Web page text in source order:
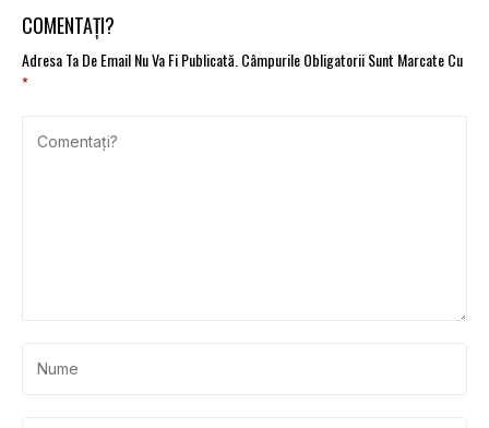
COMENTAȚI?
Adresa Ta De Email Nu Va Fi Publicată. Câmpurile Obligatorii Sunt Marcate Cu
*